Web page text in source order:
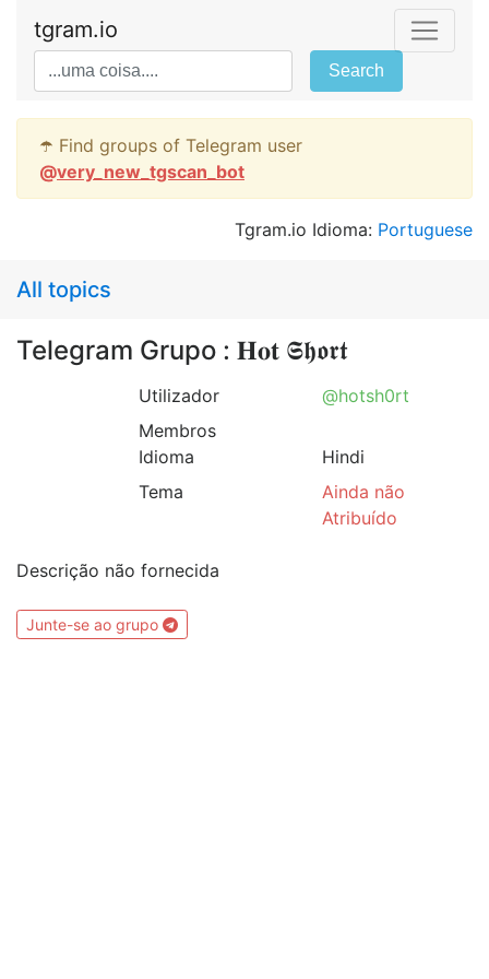
tgram.io
Search
☂️ Find groups of Telegram user
@very_new_tgscan_bot
Tgram.io Idioma: Portuguese
All topics
Telegram Grupo : 𝐇𝐨𝐭 𝕾𝖍𝖔𝖗𝖙
Utilizador
@hotsh0rt
Membros
Idioma
Hindi
Tema
Ainda não
Atribuído
Descrição não fornecida
Junte-se ao grupo